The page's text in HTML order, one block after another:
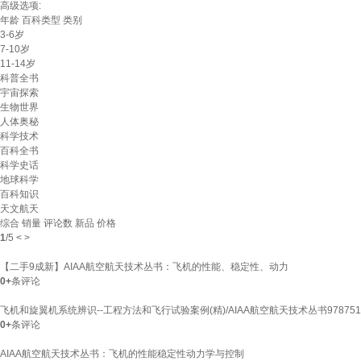
高级选项:
年龄 百科类型 类别
3-6岁
7-10岁
11-14岁
科普全书
宇宙探索
生物世界
人体奥秘
科学技术
百科全书
科学史话
地球科学
百科知识
天文航天
综合 销量 评论数 新品 价格
1/5 < >
【二手9成新】AIAA航空航天技术丛书：飞机的性能、稳定性、动力
0+条评论
飞机和旋翼机系统辨识--工程方法和飞行试验案例(精)/AIAA航空航天技术丛书
0+条评论
AIAA航空航天技术丛书：飞机的性能稳定性动力学与控制